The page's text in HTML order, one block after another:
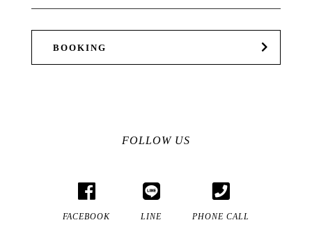
BOOKING
FOLLOW US
FACEBOOK LINE PHONE CALL